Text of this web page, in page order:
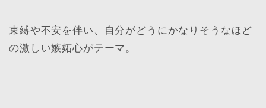
束縛や不安を伴い、自分がどうにかなりそうなほど
の激しい嫉妬心がテーマ。